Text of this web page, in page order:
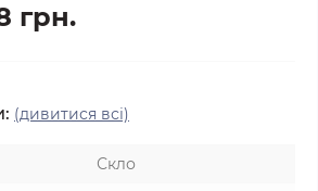
грн.
(дивитися всі)
Скло